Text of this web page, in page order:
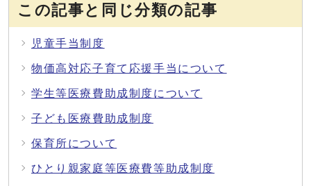
この記事と同じ分類の記事
児童手当制度
物価高対応子育て応援手当について
学生等医療費助成制度について
子ども医療費助成制度
保育所について
ひとり親家庭等医療費等助成制度